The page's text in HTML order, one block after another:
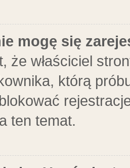
mogę się
że właściciel
którą
ten temat.